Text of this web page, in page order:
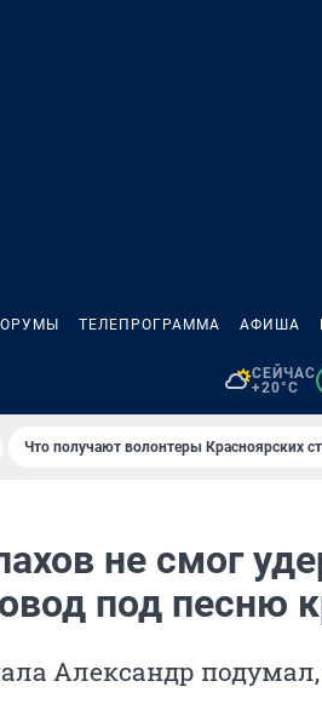
ТЕЛЕПРОГРАММА АФИША
СЕЙЧАС
+20°C
Что получают волонтеры Красноярских
не смог
под песню
Александр